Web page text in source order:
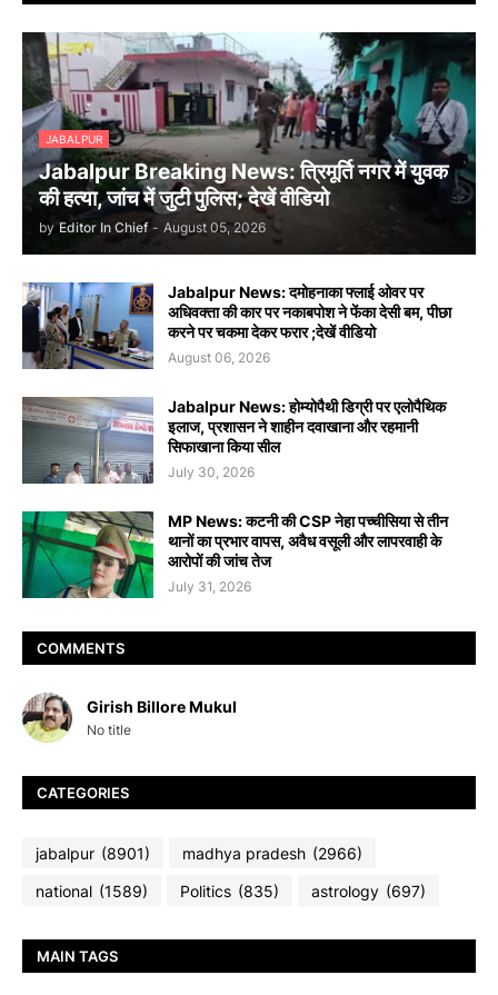
JABALPUR
Jabalpur Breaking News: त्रिमूर्ति नगर में युवक
की हत्या, जांच में जुटी पुलिस; देखें वीडियो
by Editor In Chief - August 05, 2026
Jabalpur News: दमोहनाका फ्लाई ओवर पर
अधिवक्ता की कार पर नकाबपोश ने फेंका देसी बम, पीछा
करने पर चकमा देकर फरार ;देखें वीडियो
August 06, 2026
Jabalpur News: होम्योपैथी डिग्री पर एलोपैथिक
इलाज, प्रशासन ने शाहीन दवाखाना और रहमानी
सिफाखाना किया सील
July 30, 2026
MP News: कटनी की CSP नेहा पच्चीसिया से तीन
थानों का प्रभार वापस, अवैध वसूली और लापरवाही के
आरोपों की जांच तेज
July 31, 2026
COMMENTS
Girish Billore Mukul
No title
CATEGORIES
jabalpur (8901) madhya pradesh (2966)
national (1589) Politics (835) astrology (697)
MAIN TAGS